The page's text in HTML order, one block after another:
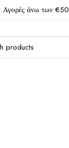
Αγορές άνω των €50